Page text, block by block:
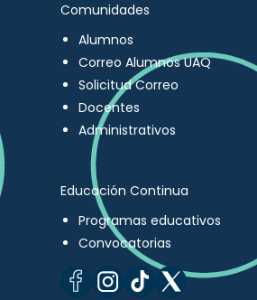
Comunidades
Alumnos
Correo Alumnos UAQ
Solicitud Correo
Docentes
Administrativos
Educación Continua
Programas educativos
Convocatorias